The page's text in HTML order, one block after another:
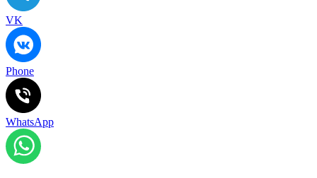
VK
Phone
WhatsApp